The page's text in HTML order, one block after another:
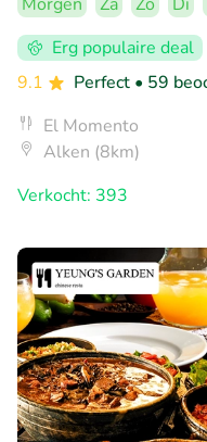
Erg populaire deal
9.1
Perfect • 59
El Momento
Alken (8km)
Verkocht: 393